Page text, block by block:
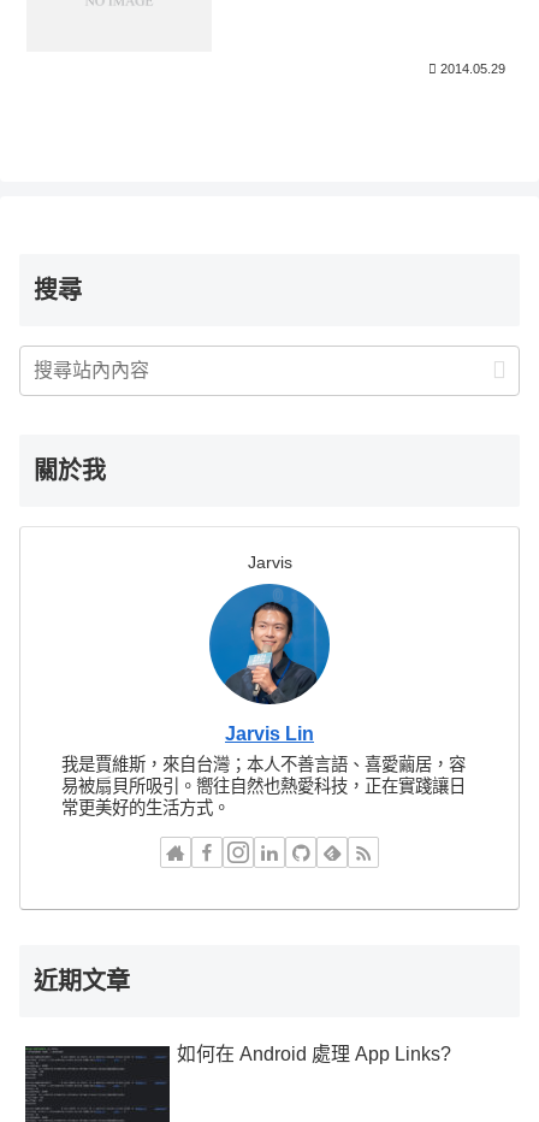
2014.05.29
搜尋
關於我
Jarvis
Jarvis Lin
我是賈維斯，來自台灣；本人不善言語、喜愛繭居，容
易被扇貝所吸引。嚮往自然也熱愛科技，正在實踐讓日
常更美好的生活方式。
近期文章
如何在 Android 處理 App Links?